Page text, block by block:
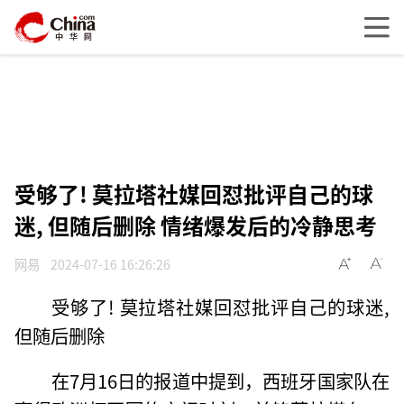
受够了! 莫拉塔社媒回怼批评自己的球
迷, 但随后删除 情绪爆发后的冷静思考
网易 2024-07-16 16:26:26
受够了! 莫拉塔社媒回怼批评自己的球迷,
但随后删除
在7月16日的报道中提到，西班牙国家队在